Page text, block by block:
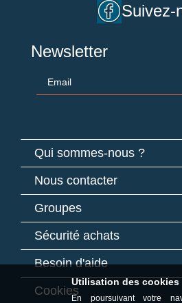
Suivez-
Newsletter
Email
Qui sommes-nous ?
Nous contacter
Groupes
Sécurité achats
Besoin d'aide
Cookies
Utilisation des cookies
En poursuivant votre